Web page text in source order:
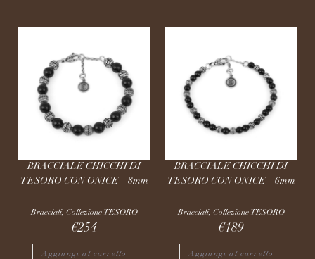
BRACCIALE CHICCHI DI
TESORO CON ONICE – 8mm
Bracciali, Collezione TESORO
€254
Aggiungi al carrello
BRACCIALE CHICCHI DI
TESORO CON ONICE – 6mm
Bracciali, Collezione TESORO
€189
Aggiungi al carrello